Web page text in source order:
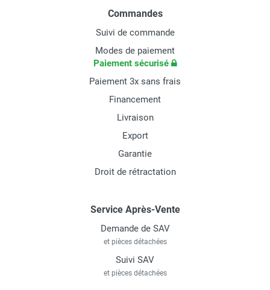
Commandes
Suivi de commande
Modes de paiement
Paiement sécurisé
Paiement 3x sans frais
Financement
Livraison
Export
Garantie
Droit de rétractation
Service Après-Vente
Demande de SAV
et pièces détachées
Suivi SAV
et pièces détachées